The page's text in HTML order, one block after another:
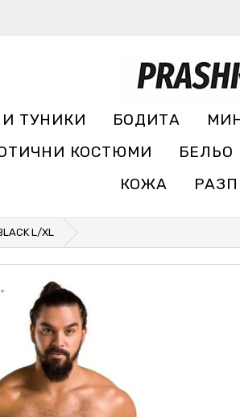
ТУНИКИ БОДИТА
КОСТЮМИ БЕЛЬО
КОЖА
L/XL